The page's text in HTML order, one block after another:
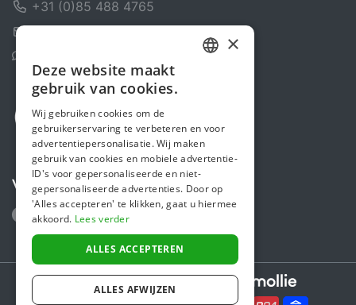
+31 (0)85 488 4765
Volg ons
Secure payments powered by
ENGLISH
×
Deze website maakt
gebruik van cookies.
Wij gebruiken cookies om de
gebruikerservaring te verbeteren en voor
advertentiepersonalisatie. Wij maken
gebruik van cookies en mobiele advertentie-
ID's voor gepersonaliseerde en niet-
gepersonaliseerde advertenties. Door op
'Alles accepteren' te klikken, gaat u hiermee
akkoord. Lees verder
ALLES ACCEPTEREN
ALLES AFWIJZEN